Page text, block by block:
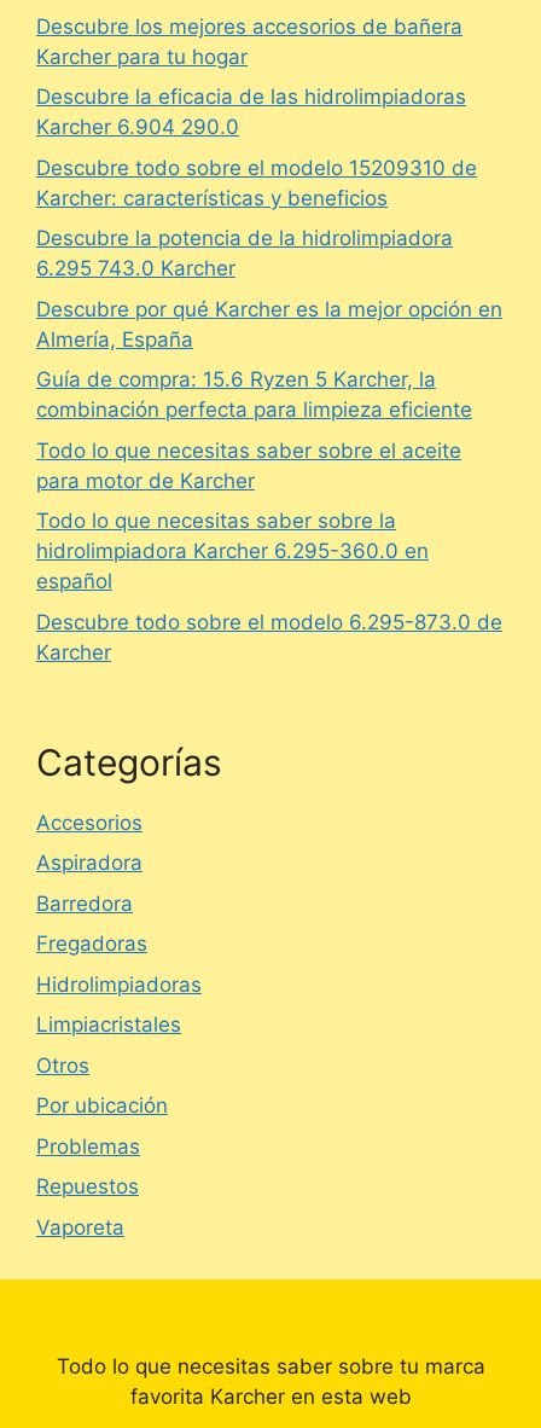
Descubre los mejores accesorios de bañera
Karcher para tu hogar
Descubre la eficacia de las hidrolimpiadoras
Karcher 6.904 290.0
Descubre todo sobre el modelo 15209310 de
Karcher: características y beneficios
Descubre la potencia de la hidrolimpiadora
6.295 743.0 Karcher
Descubre por qué Karcher es la mejor opción en
Almería, España
Guía de compra: 15.6 Ryzen 5 Karcher, la
combinación perfecta para limpieza eficiente
Todo lo que necesitas saber sobre el aceite
para motor de Karcher
Todo lo que necesitas saber sobre la
hidrolimpiadora Karcher 6.295-360.0 en
español
Descubre todo sobre el modelo 6.295-873.0 de
Karcher
Categorías
Accesorios
Aspiradora
Barredora
Fregadoras
Hidrolimpiadoras
Limpiacristales
Otros
Por ubicación
Problemas
Repuestos
Vaporeta
Todo lo que necesitas saber sobre tu marca
favorita Karcher en esta web